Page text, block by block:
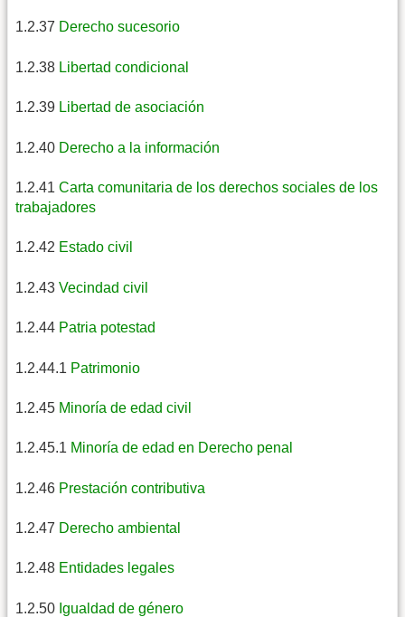
1.2.37 Derecho sucesorio
1.2.38 Libertad condicional
1.2.39 Libertad de asociación
1.2.40 Derecho a la información
1.2.41 Carta comunitaria de los derechos sociales de los
trabajadores
1.2.42 Estado civil
1.2.43 Vecindad civil
1.2.44 Patria potestad
1.2.44.1 Patrimonio
1.2.45 Minoría de edad civil
1.2.45.1 Minoría de edad en Derecho penal
1.2.46 Prestación contributiva
1.2.47 Derecho ambiental
1.2.48 Entidades legales
1.2.50 Igualdad de género